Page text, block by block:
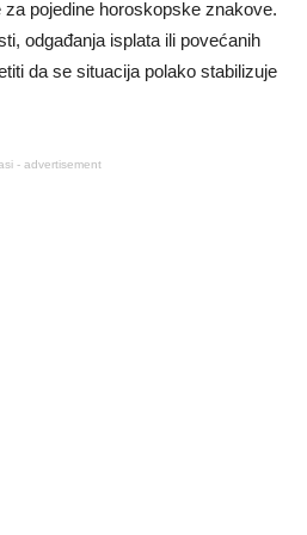
pojedine horoskopske znakove.
odgađanja isplata ili povećanih
da se situacija polako stabilizuje
- advertisement